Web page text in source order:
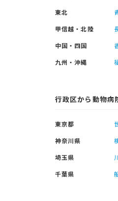
東北
甲信越・北陸
中国・四国
九州・沖縄
行政区から動物病
東京都
神奈川県
埼玉県
千葉県